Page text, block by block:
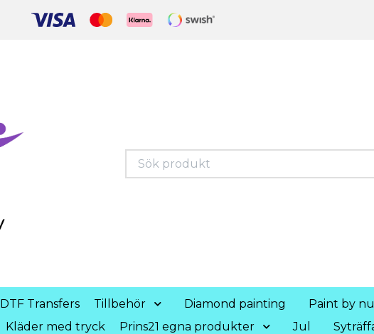
DTF Transfers Tillbehör Diamond painting
Paint by
Kläder med tryck Prins21 egna produkter Jul